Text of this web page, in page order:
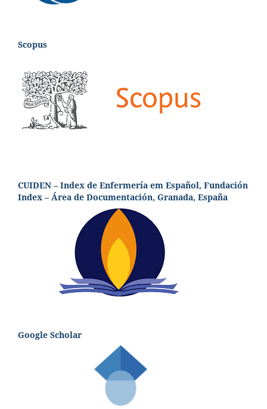
Scopus
CUIDEN – Index de Enfermería em Español, Fundación
Index – Área de Documentación, Granada, España
Google Scholar